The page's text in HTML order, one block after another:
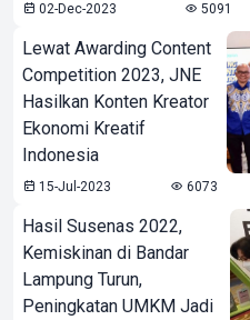
02-Dec-2023 5091
Lewat Awarding Content
Competition 2023, JNE
Hasilkan Konten Kreator
Ekonomi Kreatif
Indonesia
15-Jul-2023 6073
Hasil Susenas 2022,
Kemiskinan di Bandar
Lampung Turun,
Peningkatan UMKM Jadi